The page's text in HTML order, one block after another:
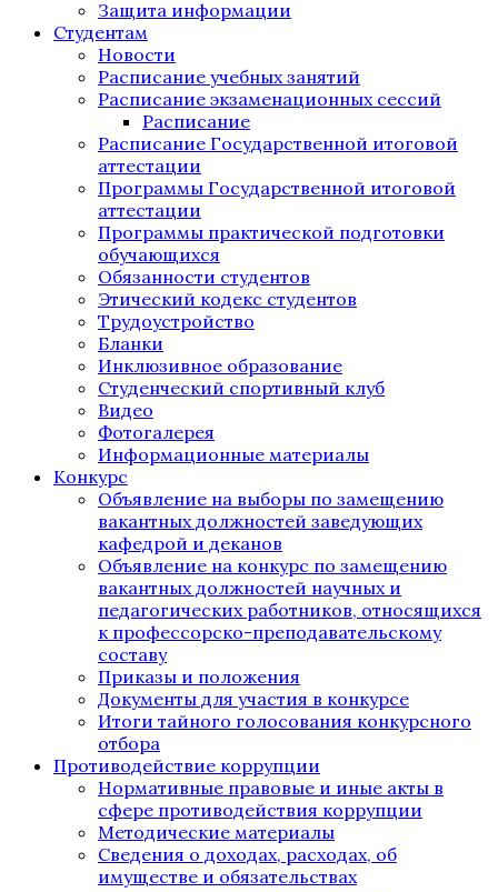
Защита информации
Студентам
Новости
Расписание учебных занятий
Расписание экзаменационных сессий
Расписание
Расписание Государственной итоговой
аттестации
Программы Государственной итоговой
аттестации
Программы практической подготовки
обучающихся
Обязанности студентов
Этический кодекс студентов
Трудоустройство
Бланки
Инклюзивное образование
Студенческий спортивный клуб
Видео
Фотогалерея
Информационные материалы
Конкурс
Объявление на выборы по замещению
вакантных должностей заведующих
кафедрой и деканов
Объявление на конкурс по замещению
вакантных должностей научных и
педагогических работников, относящихся
к профессорско-преподавательскому
составу
Приказы и положения
Документы для участия в конкурсе
Итоги тайного голосования конкурсного
отбора
Противодействие коррупции
Нормативные правовые и иные акты в
сфере противодействия коррупции
Методические материалы
Сведения о доходах, расходах, об
имуществе и обязательствах